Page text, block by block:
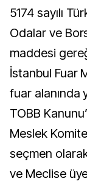
5174 sayılı
Odalar ve
maddesi
İstanbul Fuar
fuar alanında
TOBB
Meslek
seçmen
ve Meclise